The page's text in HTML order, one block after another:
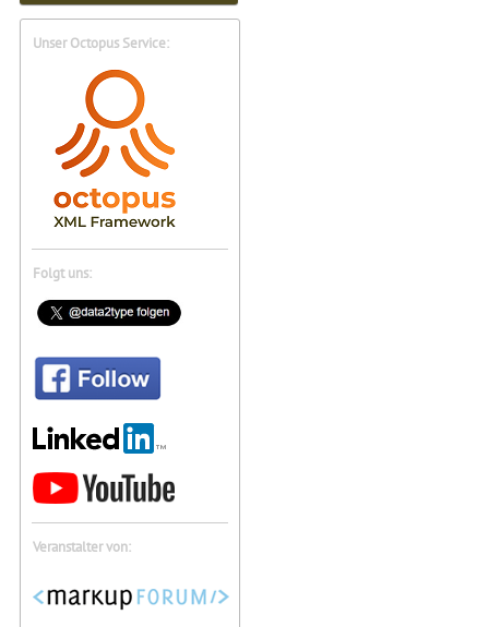
Unser Octopus Service:
Folgt uns:
Veranstalter von: